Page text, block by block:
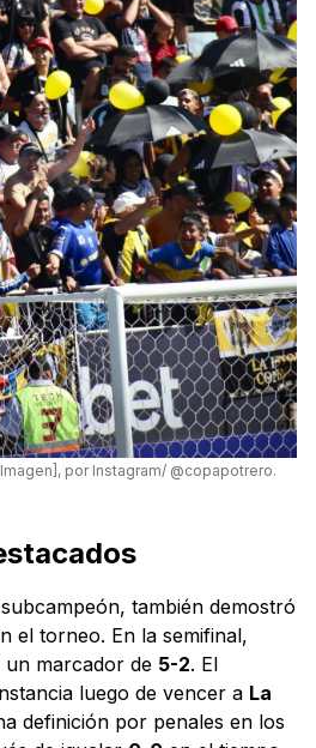
por Instagram/ @copapotrero.
también demostró
el torneo. En la semifinal,
un marcador de 5-2. El
luego de vencer a La
definición por penales en los